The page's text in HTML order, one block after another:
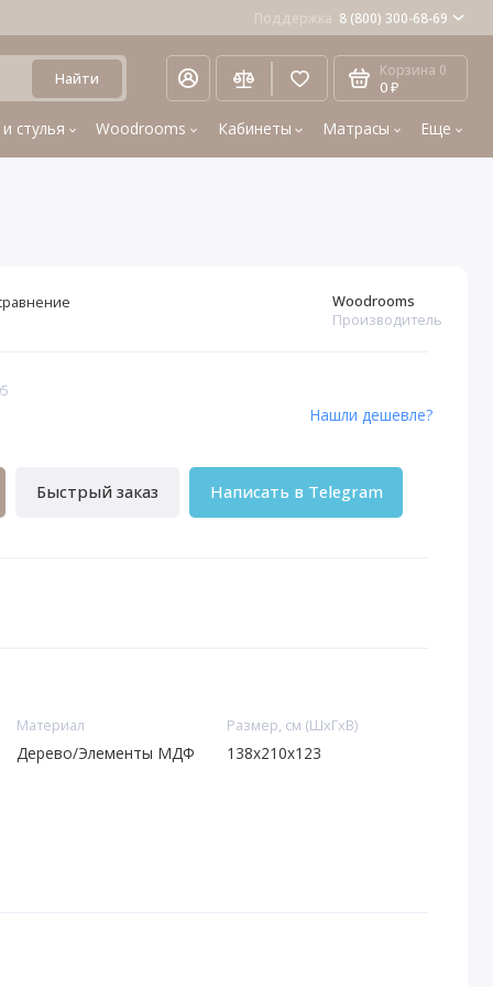
Поддержка 8 (800) 300-68-69
Найти Корзина 0
0 ₽
стулья Woodrooms Кабинеты Матрасы Еще
Woodrooms
Производитель
Быстрый заказ Написать в Telegram
Нашли дешевле?
Материал
Дерево/Элементы МДФ
Размер, см (ШхГхВ)
138x210x123